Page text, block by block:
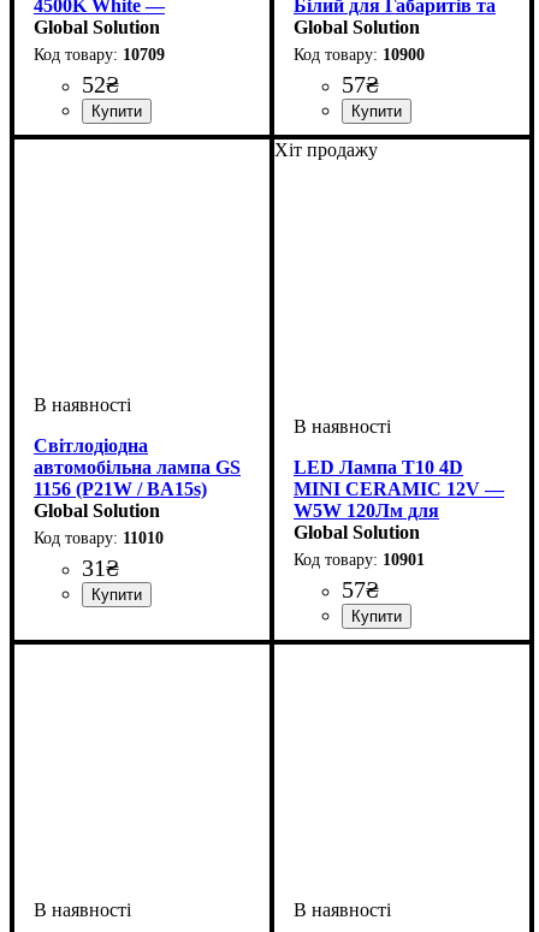
4500K White —
керамічна лампа для
габаритів
Global Solution
10709
52₴
Призначення лампи:
Колір:: Білий
Напруга, V: 12V
Кількість в упаковці: 1 шт.
Білий для Габаритів та
Салону
Global Solution
10900
57₴
Призначення лампи:
Габаритні вогні
Колір:: Білий
Тип світлодіодного елементу
SMD
Кількість світлодіодів: 3
SMD
Напруга, V: 10-15V
Кількість в упаковці: 1 шт.
Світлодіодна
автомобільна лампа GS
1156 (P21W / BA15s)
2835-3SMD 12V White
Global Solution
11010
31₴
сигнали
COB
Хіт продажу
LED Лампа T10 4D
MINI CERAMIC 12V —
W5W 120Лм для
Габаритів
Global Solution
10901
57₴
Призначення лампи:
Колір:: Білий
Напруга, V: 10-15V
Кількість в упаковці: 1 шт.